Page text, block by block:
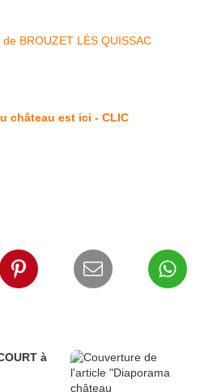
château est ici - CLIC
à